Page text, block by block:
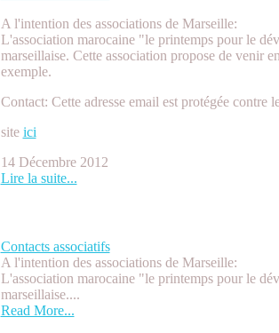
A l'intention des associations de Marseille:
L'association marocaine "le printemps pour le
marseillaise. Cette association propose de venir
exemple.
Contact: Cette adresse email est protégée contre
site ici
14 Décembre 2012
Lire la suite...
Contacts associatifs
A l'intention des associations de Marseille:
L'association marocaine "le printemps pour le
marseillaise....
Read More...